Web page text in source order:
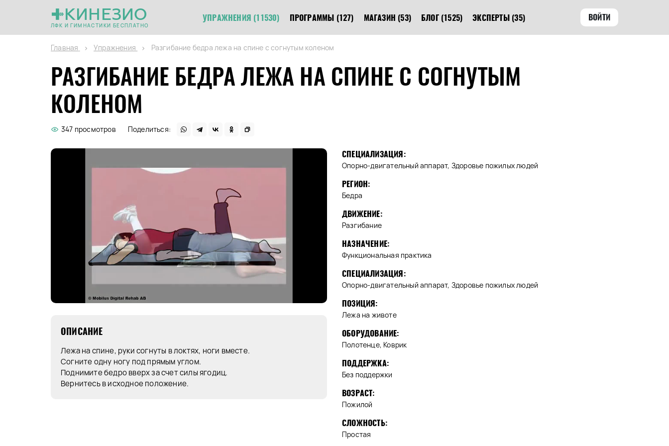
КИНЕЗИО
ЛФК И ГИМНАСТИКИ БЕСПЛАТНО
УПРАЖНЕНИЯ (11530) ПРОГРАММЫ (127) МАГАЗИН (53) БЛОГ (1525) ЭКСПЕРТЫ (35) ВОЙТИ
Главная Упражнения Разгибание бедра лежа на спине с согнутым коленом
РАЗГИБАНИЕ БЕДРА ЛЕЖА НА СПИНЕ С СОГНУТЫМ
КОЛЕНОМ
347 просмотров Поделиться:
ОПИСАНИЕ
Лежа на спине, руки согнуты в локтях, ноги вместе.
Согните одну ногу под прямым углом.
Поднимите бедро вверх за счет силы ягодиц.
Вернитесь в исходное положение.
СПЕЦИАЛИЗАЦИЯ:
Опорно-двигательный аппарат, Здоровье пожилых людей
РЕГИОН:
Бедра
ДВИЖЕНИЕ:
Разгибание
НАЗНАЧЕНИЕ:
Функциональная практика
СПЕЦИАЛИЗАЦИЯ:
Опорно-двигательный аппарат, Здоровье пожилых людей
ПОЗИЦИЯ:
Лежа на животе
ОБОРУДОВАНИЕ:
Полотенце, Коврик
ПОДДЕРЖКА:
Без поддержки
ВОЗРАСТ:
Пожилой
СЛОЖНОСТЬ:
Простая